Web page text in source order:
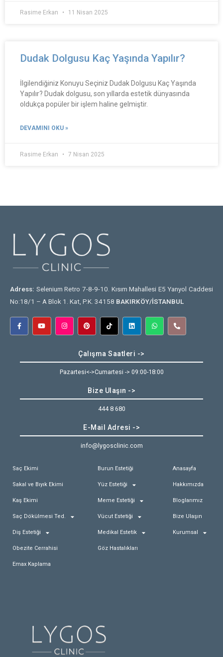
Rasime Erkan 11 Nisan 2025
Dudak Dolgusu Kaç Yaşında Yapılır?
İlgilendiğiniz Konuyu Seçiniz Dudak Dolgusu Kaç Yaşında
Yapılır? Dudak dolgusu, son yıllarda estetik dünyasında
oldukça popüler bir işlem haline gelmiştir.
DEVAMINI OKU »
Rasime Erkan 7 Nisan 2025
Adress: Selenium Retro 7-8-9-10. Kısım Mahallesi E5 Yanyol Caddesi
No:18/1 – A Blok 1. Kat, P.K. 34158 BAKIRKÖY/İSTANBUL
Çalışma Saatleri ->
Pazartesi<->Cumartesi -> 09:00-18:00
Bize Ulaşın ->
444 8 680
E-Mail Adresi ->
info@lygosclinic.com
Saç Ekimi
Sakal ve Bıyık Ekimi
Kaş Ekimi
Saç Dökülmesi Ted.
Diş Estetiği
Obezite Cerrahisi
Emax Kaplama
Burun Estetiği
Yüz Estetiği
Meme Estetiği
Vücut Estetiği
Medikal Estetik
Göz Hastalıkları
Anasayfa
Hakkımızda
Bloglarımız
Bize Ulaşın
Kurumsal